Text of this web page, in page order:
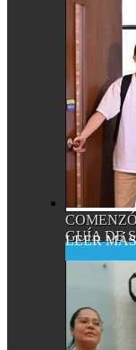
GUÍA DE